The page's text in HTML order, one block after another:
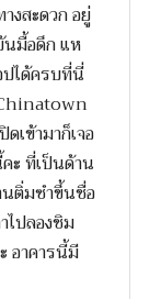
งสะดวก อยู่
นมื้อดึก แห
ปได้ครบที่นี่
เข้ามาก็เจอ
ะ ที่เป็นด้าน
นติ่มซำขึ้นชื่อ
ไปลองชิม
อาคารนี้มี